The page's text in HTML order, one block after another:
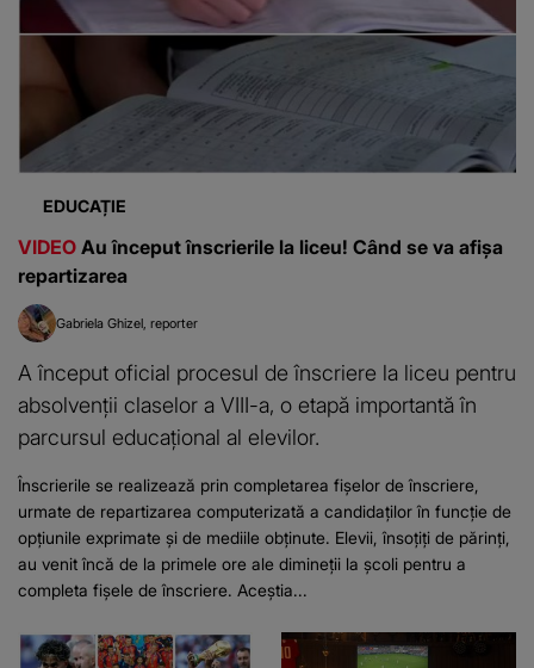
EDUCAȚIE
VIDEO Au început înscrierile la liceu! Când se va afișa
repartizarea
Gabriela Ghizel reporter
A început oficial procesul de înscriere la liceu pentru
absolvenții claselor a VIII-a, o etapă importantă în
parcursul educațional al elevilor.
Înscrierile se realizează prin completarea fișelor de înscriere,
urmate de repartizarea computerizată a candidaților în funcție de
opțiunile exprimate și de mediile obținute. Elevii, însoțiți de părinți,
au venit încă de la primele ore ale dimineții la școli pentru a
completa fișele de înscriere. Aceștia...